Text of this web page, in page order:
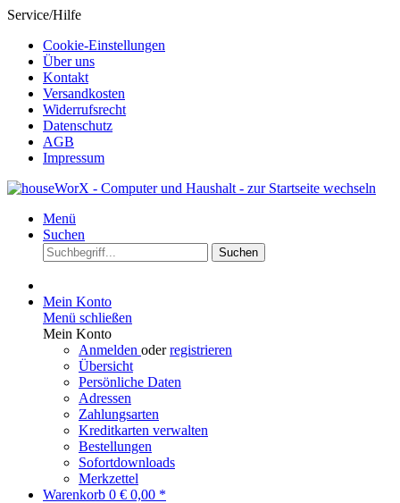
Service/Hilfe
Cookie-Einstellungen
Über uns
Kontakt
Versandkosten
Widerrufsrecht
Datenschutz
AGB
Impressum
Menü
Suchen
Suchen
Mein Konto
Menü schließen
Mein Konto
Anmelden oderregistrieren
Übersicht
Persönliche Daten
Adressen
Zahlungsarten
Kreditkarten verwalten
Bestellungen
Sofortdownloads
Merkzettel
Warenkorb 0 € 0,00 *